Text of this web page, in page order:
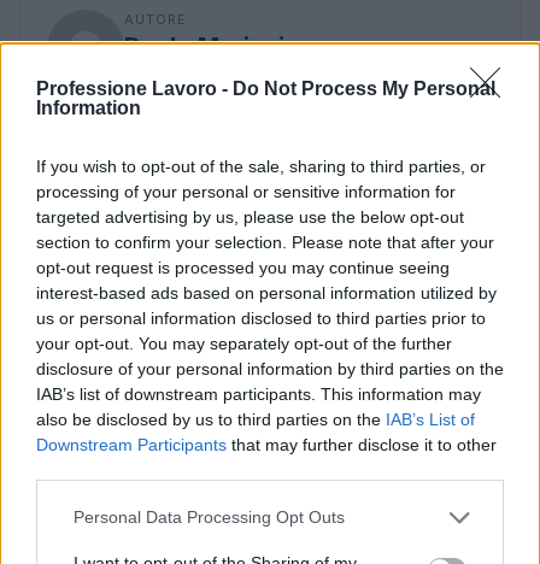
Professione Lavoro - Do Not Process My Personal
Information
If you wish to opt-out of the sale, sharing to third parties, or
processing of your personal or sensitive information for
targeted advertising by us, please use the below opt-out
section to confirm your selection. Please note that after your
opt-out request is processed you may continue seeing
interest-based ads based on personal information utilized by
us or personal information disclosed to third parties prior to
your opt-out. You may separately opt-out of the further
disclosure of your personal information by third parties on the
IAB’s list of downstream participants. This information may
also be disclosed by us to third parties on the IAB’s List of
Downstream Participants that may further disclose it to other
Please note that this website/app uses one or more Google
Personal Data Processing Opt Outs
AUTORE
Paolo Mariani
Paolo Mariani, giornalista esperto di mercato
del lavoro e politiche occupazionali, racconta
professionale con taglio pratico e attento ai
diritti dei lavoratori.